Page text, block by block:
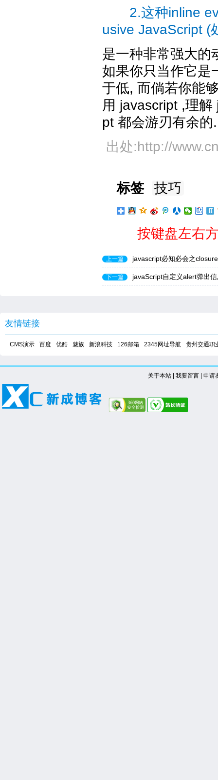
2.这种inline
usive JavaScript (
是一种非常强大
如果你只当作它是
于低, 而倘若你能
用 javascript ,理解
pt 都会游刃有余的.
出处:http://
标签 技巧
按键盘左右
上一篇 javascript必知必会之closure
下一篇 javaScript自定义alert弹出
友情链接
CMS演示 百度 优酷 魅族 新浪科技 126邮箱 2345网址导航 贵州交通职
关于本站| 我要留言| 申请